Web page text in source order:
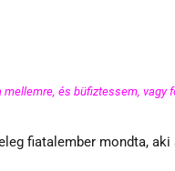
és büfiztessem, vagy
fiatalember mondta,